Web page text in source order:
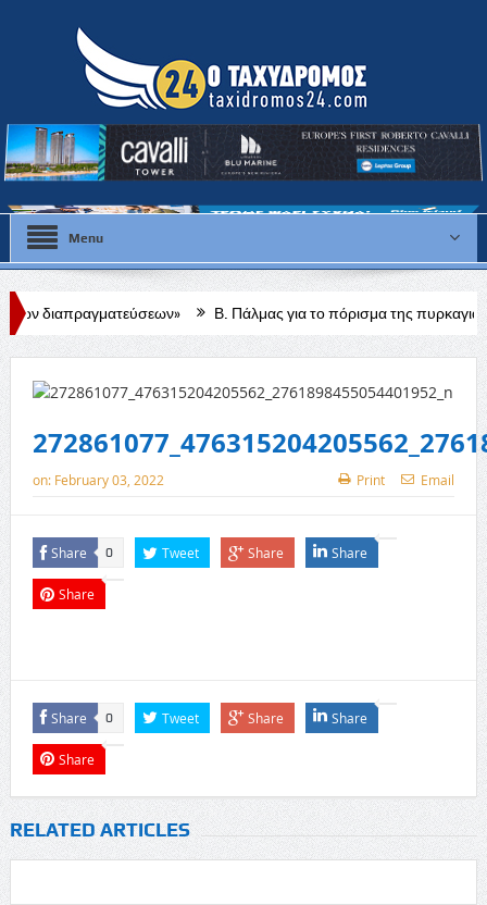
Menu
Β. Πάλμας για το πόρισμα της πυρκαγιάς: Δεν μπορώ να
on: February 03, 2022 Print Email
Share 0 Tweet Share Share
Share
Share 0 Tweet Share Share
Share
RELATED ARTICLES